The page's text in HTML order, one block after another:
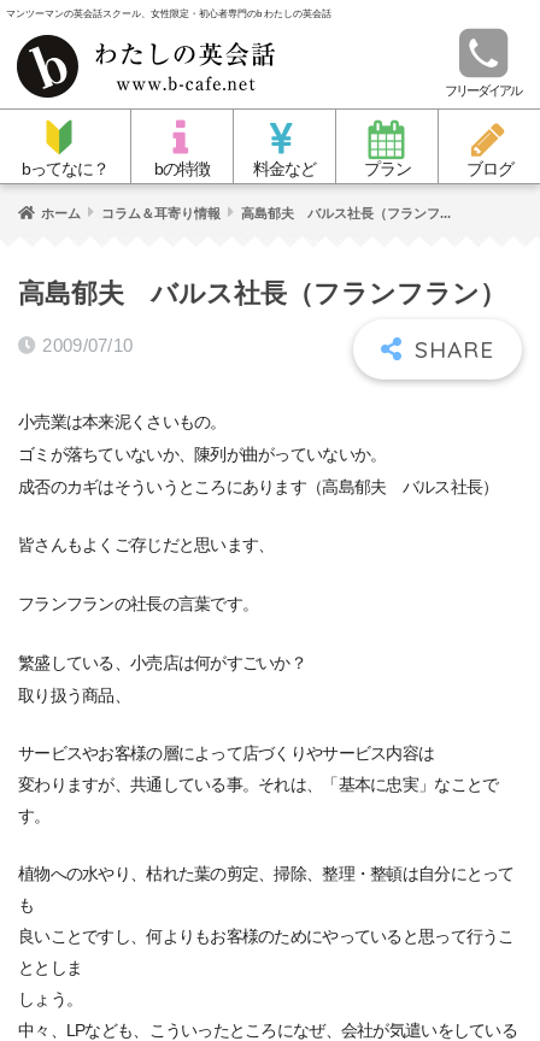
マンツーマンの英会話スクール、女性限定・初心者専門のb わたしの英会話
フリーダイアル
bってなに？ bの特徴 料金など プラン ブログ
ホーム コラム＆耳寄り情報 高島郁夫 バルス社長（フランフ...
高島郁夫 バルス社長（フランフラン）
2009/07/10
小売業は本来泥くさいもの。
ゴミが落ちていないか、陳列が曲がっていないか。
成否のカギはそういうところにあります（高島郁夫 バルス社長）
皆さんもよくご存じだと思います、
フランフランの社長の言葉です。
繁盛している、小売店は何がすごいか？
取り扱う商品、
サービスやお客様の層によって店づくりやサービス内容は
変わりますが、共通している事。それは、「基本に忠実」なことで
す。
植物への水やり、枯れた葉の剪定、掃除、整理・整頓は自分にとって
も
良いことですし、何よりもお客様のためにやっていると思って行うこ
ととしま
しょう。
中々、LPなども、こういったところになぜ、会社が気遣いをしている